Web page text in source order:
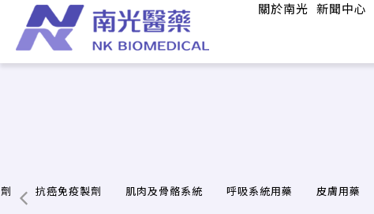
關於南光 新聞中心
抗癌免疫製劑 肌肉及骨骼系統 呼吸系統用藥 皮膚用藥